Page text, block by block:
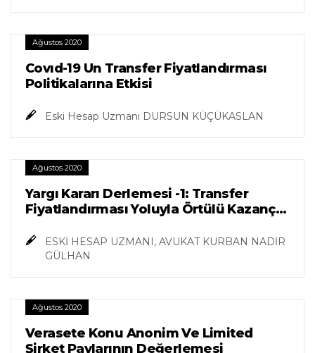
Ağustos 2020
Covıd-19 Un Transfer Fiyatlandırması
Politikalarına Etkisi
Eski Hesap Uzmanı DURSUN KÜÇÜKASLAN
Ağustos 2020
Yargı Kararı Derlemesi -1: Transfer
Fiyatlandırması Yoluyla Örtülü Kazanç
ESKİ HESAP UZMANI, AVUKAT KURBAN NADİR
GÜLHAN
Ağustos 2020
Verasete Konu Anonim Ve Limited
Şirket Paylarının Değerlemesi